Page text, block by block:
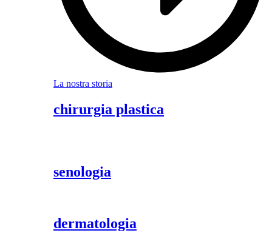
La nostra storia
chirurgia plastica
senologia
dermatologia